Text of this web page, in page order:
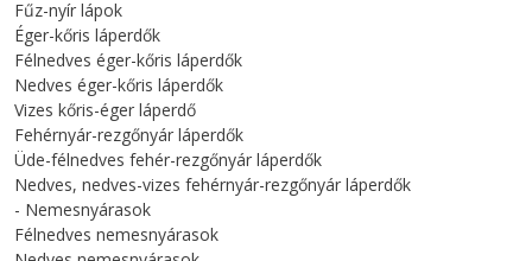
Fűz-nyír lápok
Éger-kőris láperdők
Félnedves éger-kőris láperdők
Nedves éger-kőris láperdők
Vizes kőris-éger láperdő
Fehérnyár-rezgőnyár láperdők
Üde-félnedves fehér-rezgőnyár láperdők
Nedves, nedves-vizes fehérnyár-rezgőnyár láperdők
- Nemesnyárasok
Félnedves nemesnyárasok